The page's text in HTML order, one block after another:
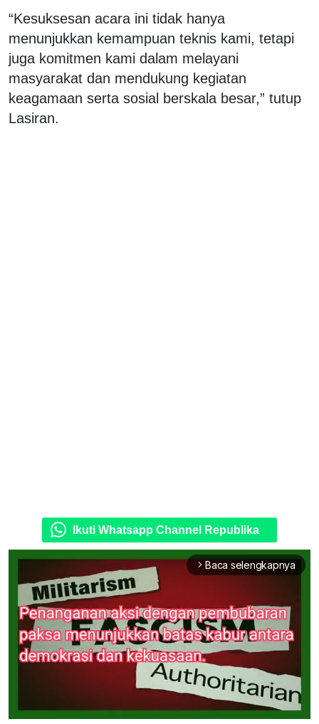
“Kesuksesan acara ini tidak hanya
menunjukkan kemampuan teknis kami, tetapi
juga komitmen kami dalam melayani
masyarakat dan mendukung kegiatan
keagamaan serta sosial berskala besar,” tutup
Lasiran.
Ikuti Whatsapp Channel Republika
arrow_forward_ios Baca selengkapnya